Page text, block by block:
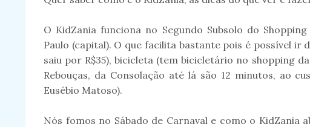
O KidZania funciona no Segundo Subsolo do
Paulo (capital). O que facilita bastante pois é possível
saiu por R$35), bicicleta (tem bicicletário no shopping
Rebouças, da Consolação até lá são 12 minutos, ao
Eusébio Matoso).
Nós fomos no Sábado de Carnaval e como o KidZania